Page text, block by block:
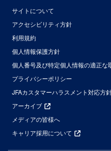
サイトについて
アクセシビリティ方針
利用規約
個人情報保護方針
個人番号及び特定個人情報の適正
プライバシーポリシー
JFAカスタマーハラスメント対応方
アーカイブ
メディアの皆様へ
キャリア採用について